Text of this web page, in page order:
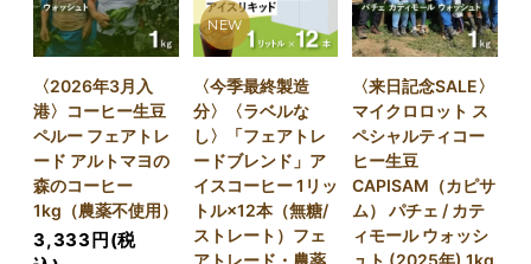
〈2026年3月入
港〉コーヒー生豆
ペルー フェアトレ
ード アルトマヨの
森のコーヒー
1kg（農薬不使用）
3,333円(税
NEW
〈今季最終製造
分〉〈ラベルな
し〉「フェアトレ
ードブレンド」ア
イスコーヒー 1リッ
トル×12本（無糖/
ストレート）フェ
アトレード・農薬
〈来日記念SALE〉
マイクロロット ス
ペシャルティコー
ヒー生豆
CAPISAM（カピサ
ム） パチェ / カテ
ィモール ウォッシ
ュト (2025年) 1kg